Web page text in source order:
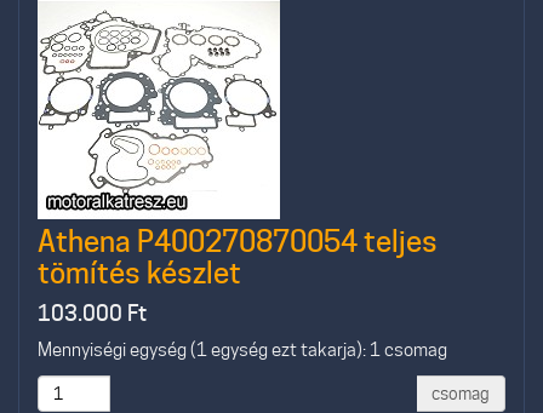
Athena P400270870054 teljes
tömítés készlet
103.000 Ft
Mennyiségi egység (1 egység ezt takarja): 1 csomag
csomag